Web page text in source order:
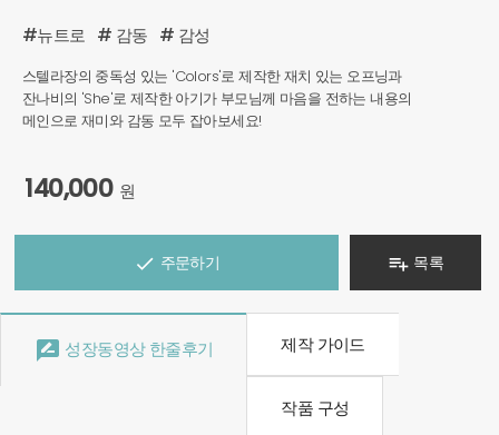
#뉴트로 # 감동 # 감성
스텔라장의 중독성 있는 'Colors'로 제작한 재치 있는 오프닝과
잔나비의 'She'로 제작한 아기가 부모님께 마음을 전하는 내용의
메인으로 재미와 감동 모두 잡아보세요!
140,000 원
 주문하기  목록
 성장동영상 한줄후기 제작 가이드
작품 구성